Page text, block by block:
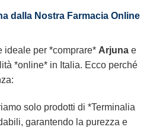
dalla Nostra Farmacia Online
ideale per *comprare* Arjuna e
*online* in Italia. Ecco perché
solo prodotti di *Terminalia
garantendo la purezza e